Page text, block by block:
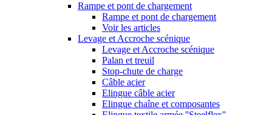
Rampe et pont de chargement
Rampe et pont de chargement
Voir les articles
Levage et Accroche scénique
Levage et Accroche scénique
Palan et treuil
Stop-chute de charge
Câble acier
Elingue câble acier
Elingue chaîne et composantes